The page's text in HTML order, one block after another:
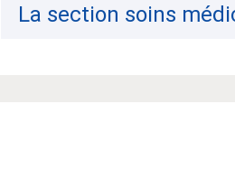
La section soins